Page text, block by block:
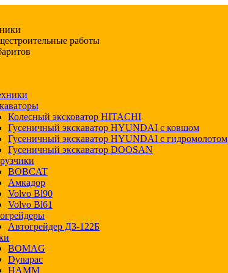
работы
Колесный эксковатор HITACHI
Гусеничный экскаватор HYUNDAI с ковшом
Гусеничный экскаватор HYUNDAI с гидромолотом
Гусеничный экскаватор DOOSAN
BOBCAT
Амкадор
Volvo Bl90
Volvo Bl61
Автогрейдер ДЗ-122Б
BOMAG
Dynapac
HAMM